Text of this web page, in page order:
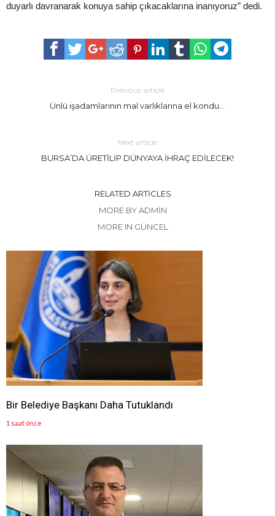
duyarlı davranarak konuya sahip çıkacaklarına inanıyoruz” dedi.
Previous article
Ünlü işadamlarının mal varlıklarına el kondu…
Next article
BURSA’DA ÜRETİLİP DÜNYAYA İHRAÇ EDİLECEK!
RELATED ARTICLES
MORE BY ADMIN
MORE IN GÜNCEL
Bir Belediye Başkanı Daha Tutuklandı
1 saat önce